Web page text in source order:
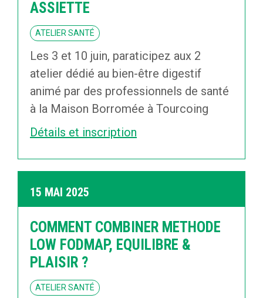
ASSIETTE
ATELIER SANTÉ
Les 3 et 10 juin, paraticipez aux 2
atelier dédié au bien-être digestif
animé par des professionnels de santé
à la Maison Borromée à Tourcoing
Détails et inscription
15 MAI 2025
COMMENT COMBINER METHODE
LOW FODMAP, EQUILIBRE &
PLAISIR ?
ATELIER SANTÉ